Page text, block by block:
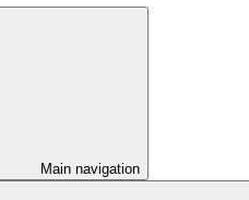
Main navigation